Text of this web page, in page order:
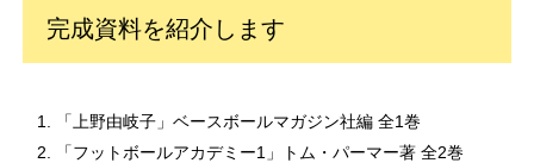
完成資料を紹介します
「上野由岐子」ベースボールマガジン社編 全1巻
「フットボールアカデミー1」トム・パーマー著 全2巻